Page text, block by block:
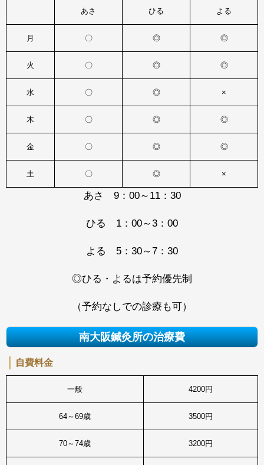
あさ ひる よる
月 〇 ◎ ◎
火 〇 ◎ ◎
水 〇 ◎ ×
木 〇 ◎ ◎
金 〇 ◎ ◎
土 〇 ◎ ×
あさ 9：00～11：30
ひる 1：00～3：00
よる 5：30～7：30
◎ひる・よるは予約優先制
（予約なしでの診療も可）
南大阪鍼灸所の治療費
自費料金
一般 4200円
64～69歳 3500円
70～74歳 3200円